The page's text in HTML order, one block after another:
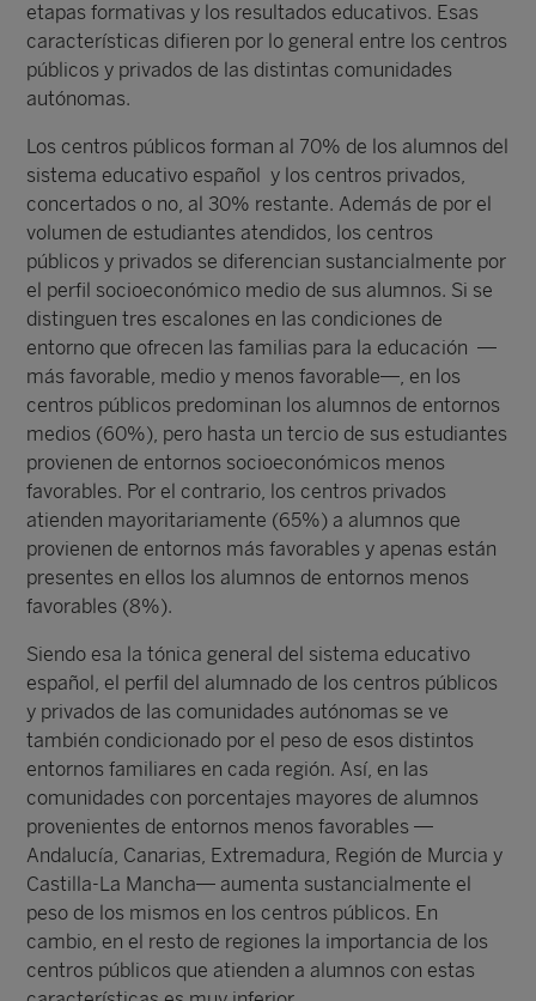
etapas formativas y los resultados educativos. Esas
características difieren por lo general entre los centros
públicos y privados de las distintas comunidades
autónomas.
Los centros públicos forman al 70% de los alumnos del
sistema educativo español y los centros privados,
concertados o no, al 30% restante. Además de por el
volumen de estudiantes atendidos, los centros
públicos y privados se diferencian sustancialmente por
el perfil socioeconómico medio de sus alumnos. Si se
distinguen tres escalones en las condiciones de
entorno que ofrecen las familias para la educación —
más favorable, medio y menos favorable—, en los
centros públicos predominan los alumnos de entornos
medios (60%), pero hasta un tercio de sus estudiantes
provienen de entornos socioeconómicos menos
favorables. Por el contrario, los centros privados
atienden mayoritariamente (65%) a alumnos que
provienen de entornos más favorables y apenas están
presentes en ellos los alumnos de entornos menos
favorables (8%).
Siendo esa la tónica general del sistema educativo
español, el perfil del alumnado de los centros públicos
y privados de las comunidades autónomas se ve
también condicionado por el peso de esos distintos
entornos familiares en cada región. Así, en las
comunidades con porcentajes mayores de alumnos
provenientes de entornos menos favorables —
Andalucía, Canarias, Extremadura, Región de Murcia y
Castilla-La Mancha— aumenta sustancialmente el
peso de los mismos en los centros públicos. En
cambio, en el resto de regiones la importancia de los
centros públicos que atienden a alumnos con estas